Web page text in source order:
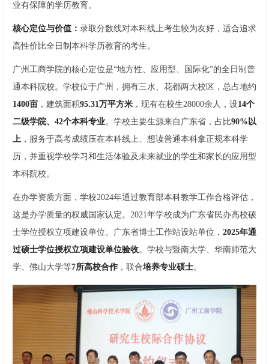
业有保障的学历教育。
核心定位与价值： 录取分数线对本科线上考生较为友好，适合追求
高性价比全日制本科学历教育的考生。
广州工商学院的核心定位是“地方性、应用型、国际化”的全日制普
通本科院校。学校位于广州，拥有三水、花都两大校区，总占地约
1400亩 ，建筑面积95.31万平方米 ，现有在校生28000余人，设14个
二级学院、42个本科专业。学校主要生源来自广东省，占比90%以
上 ，服务于高考成绩压在本科线上、想读普通本科拿正规本科学
历，并重视学校学习和生活体验及未来就业的学生和家长的应用型
本科院校。
在办学资质方面，学校2024年通过教育部本科教学工作合格评估，
这是办学质量的权威国家认定。2021年学校成为广东省民办高校硕
士学位授权立项建设单位、广东省博士工作站设站单位， 2025年通
过硕士学位授权立项建设单位验收。学校与暨南大学、华南师范大
学、佛山大学等7所高校合作 ，联合培养专业硕士。